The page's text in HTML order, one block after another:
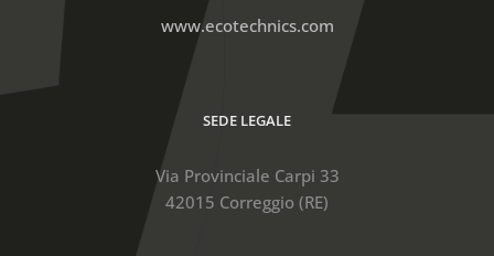
www.ecotechnics.com
SEDE LEGALE
Via Provinciale Carpi 33
42015 Correggio (RE)